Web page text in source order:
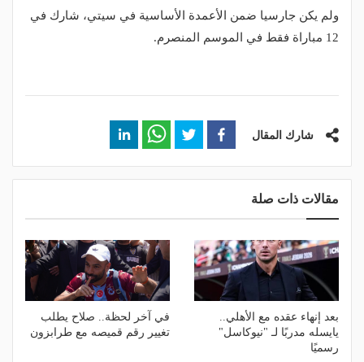
ولم يكن جارسيا ضمن الأعمدة الأساسية في سيتي، شارك في
12 مباراة فقط في الموسم المنصرم.
شارك المقال
مقالات ذات صلة
بعد إنهاء عقده مع الأهلي..
يايسله مدربًا لـ "نيوكاسل"
رسميًا
في آخر لحظة.. صلاح يطلب
تغيير رقم قميصه مع طرابزون